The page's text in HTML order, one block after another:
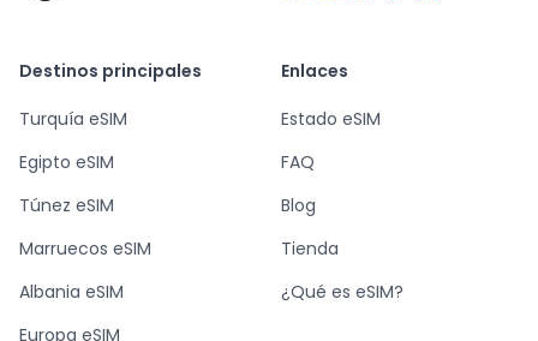
Destinos principales
Turquía eSIM
Egipto eSIM
Túnez eSIM
Marruecos eSIM
Albania eSIM
Europa eSIM
Enlaces
Estado eSIM
FAQ
Blog
Tienda
¿Qué es eSIM?